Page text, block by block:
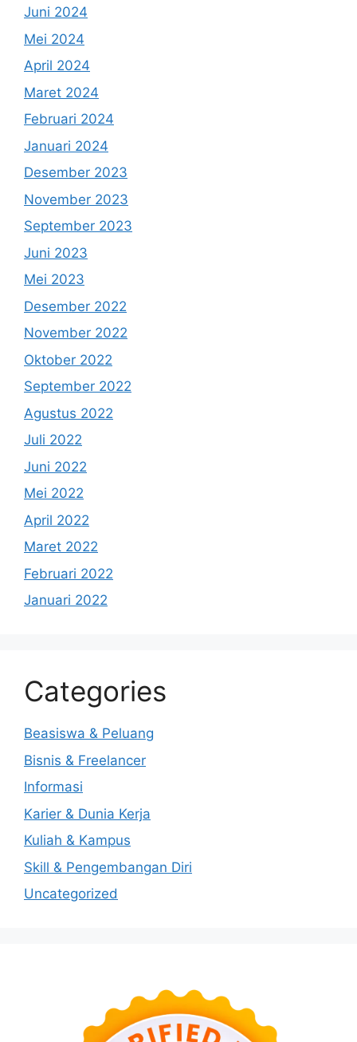
Juni 2024
Mei 2024
April 2024
Maret 2024
Februari 2024
Januari 2024
Desember 2023
November 2023
September 2023
Juni 2023
Mei 2023
Desember 2022
November 2022
Oktober 2022
September 2022
Agustus 2022
Juli 2022
Juni 2022
Mei 2022
April 2022
Maret 2022
Februari 2022
Januari 2022
Categories
Beasiswa & Peluang
Bisnis & Freelancer
Informasi
Karier & Dunia Kerja
Kuliah & Kampus
Skill & Pengembangan Diri
Uncategorized